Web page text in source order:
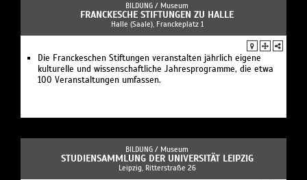
BILDUNG / Museum
FRANCKESCHE STIFTUNGEN ZU HALLE
Halle (Saale), Franckeplatz 1
Die Franckeschen Stiftungen veranstalten jährlich eigene
kulturelle und wissenschaftliche Jahresprogramme, die etwa
100 Veranstaltungen umfassen.
BILDUNG / Museum
STUDIENSAMMLUNG DER UNIVERSITÄT LEIPZIG
Leipzig, Ritterstraße 26